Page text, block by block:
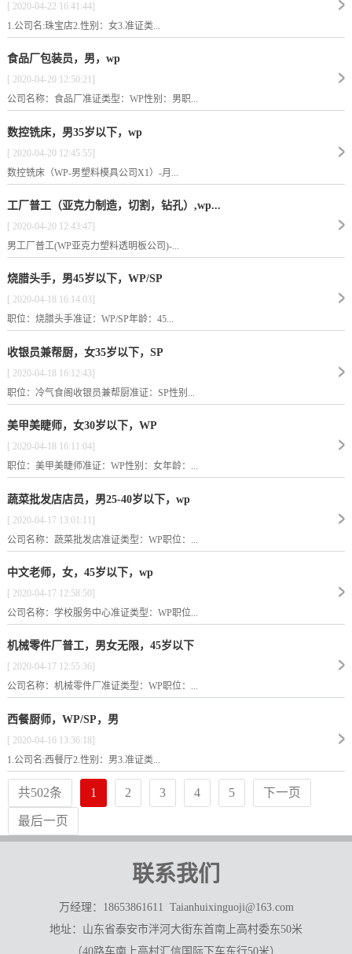
[ 2020-04-22 16:41:44]
1.公司名:珠宝店2.性别：女3.准证类...
食品厂包装员，男，wp
[ 2020-04-20 12:50:21]
公司名称：食品厂准证类型：WP性别：男职...
数控铣床，男35岁以下，wp
[ 2020-04-20 12:45:55]
数控铣床（WP-男塑料模具公司X1）-月...
工厂普工（亚克力制造，切割，钻孔）,wp...
[ 2020-04-20 12:43:47]
男工厂普工(WP亚克力塑料透明板公司)-...
烧腊头手，男45岁以下，WP/SP
[ 2020-04-18 16:14:03]
职位：烧腊头手准证：WP/SP年龄：45...
收银员兼帮厨，女35岁以下，SP
[ 2020-04-18 16:12:43]
职位：冷气食阁收银员兼帮厨准证：SP性别...
美甲美睫师，女30岁以下，WP
[ 2020-04-18 16:11:04]
职位：美甲美睫师准证：WP性别：女年龄：...
蔬菜批发店店员，男25-40岁以下，wp
[ 2020-04-17 13:01:11]
公司名称：蔬菜批发店准证类型：WP职位：...
中文老师，女，45岁以下，wp
[ 2020-04-17 12:58:50]
公司名称：学校服务中心准证类型：WP职位...
机械零件厂普工，男女无限，45岁以下
[ 2020-04-17 12:55:36]
公司名称：机械零件厂准证类型：WP职位：...
西餐厨师，WP/SP，男
[ 2020-04-16 13:36:18]
1.公司名:西餐厅2.性别：男3.准证类...
共502条 1 2 3 4 5 下一页
最后一页
联系我们
万经理：18653861611 Taianhuixinguoji@163.com
地址：山东省泰安市泮河大街东首南上高村委东50米
（40路车南上高村汇信国际下车东行50米）